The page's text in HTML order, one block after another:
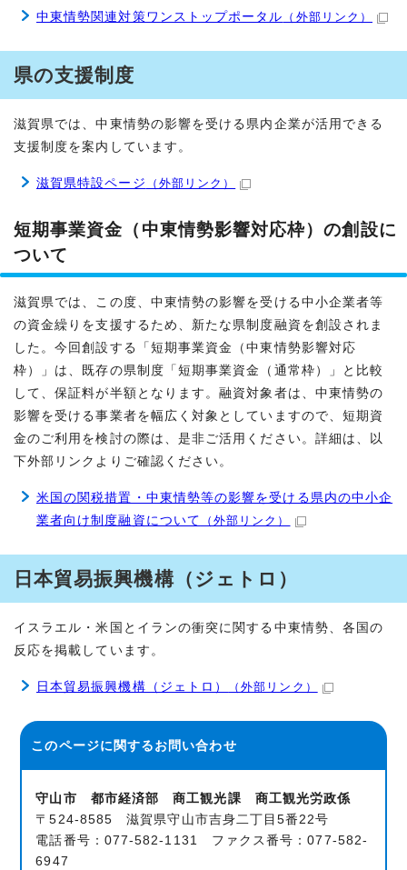
中東情勢関連対策ワンストップポータル （外部リンク）
県の支援制度
滋賀県では、中東情勢の影響を受ける県内企業が活用できる
支援制度を案内しています。
滋賀県特設ページ （外部リンク）
短期事業資金（中東情勢影響対応枠）の創設に
ついて
滋賀県では、この度、中東情勢の影響を受ける中小企業者等
の資金繰りを支援するため、新たな県制度融資を創設されま
した。今回創設する「短期事業資金（中東情勢影響対応
枠）」は、既存の県制度「短期事業資金（通常枠）」と比較
して、保証料が半額となります。融資対象者は、中東情勢の
影響を受ける事業者を幅広く対象としていますので、短期資
金のご利用を検討の際は、是非ご活用ください。詳細は、以
下外部リンクよりご確認ください。
米国の関税措置・中東情勢等の影響を受ける県内の中小企
業者向け制度融資について
（外部リンク）
日本貿易振興機構（ジェトロ）
イスラエル・米国とイランの衝突に関する中東情勢、各国の
反応を掲載しています。
日本貿易振興機構（ジェトロ） （外部リンク）
このページに関するお問い合わせ
守山市 都市経済部 商工観光課 商工観光労政係
〒524-8585 滋賀県守山市吉身二丁目5番22号
電話番号：077-582-1131 ファクス番号：077-582-
6947